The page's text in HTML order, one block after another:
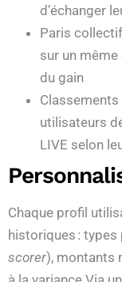
d’échanger
Paris
sur un
du gain
utilisateurs
LIVE selon
Chaque profil
historiques : types
scorer), montants